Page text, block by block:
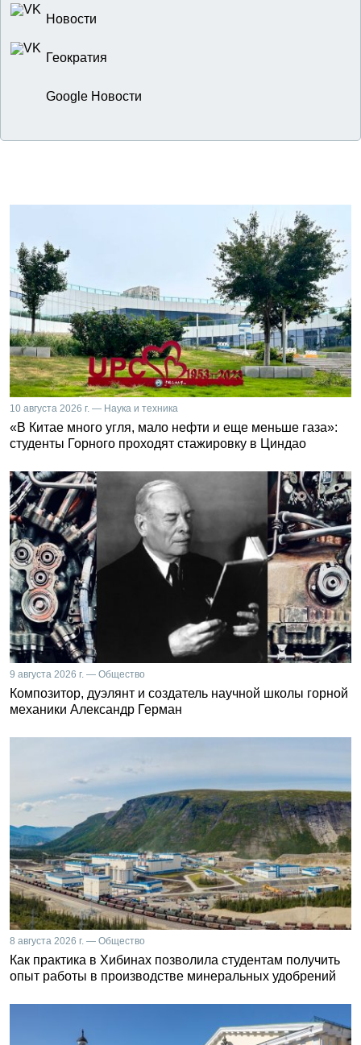
Новости
Геократия
Google Новости
10 августа 2026 г. — Наука и техника
«В Китае много угля, мало нефти и еще меньше газа»:
студенты Горного проходят стажировку в Циндао
9 августа 2026 г. — Общество
Композитор, дуэлянт и создатель научной школы горной
механики Александр Герман
8 августа 2026 г. — Общество
Как практика в Хибинах позволила студентам получить
опыт работы в производстве минеральных удобрений